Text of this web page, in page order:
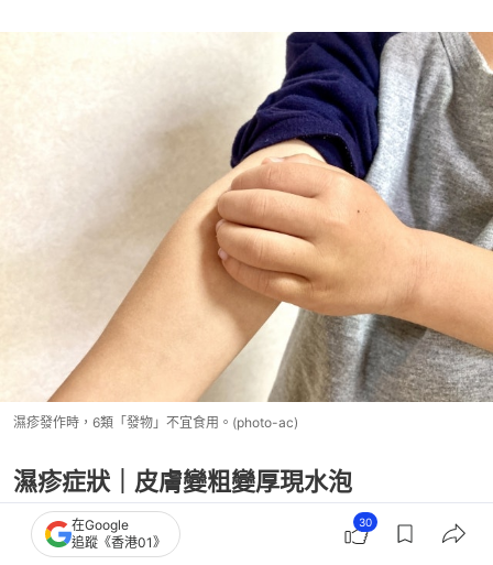
濕疹發作時，6類「發物」不宜食用。(photo-ac)
濕疹症狀｜皮膚變粗變厚現水泡
當濕疹發作時，皮膚會出現紅腫、水泡或者脫皮，長
在Google
追蹤《香港01》
30